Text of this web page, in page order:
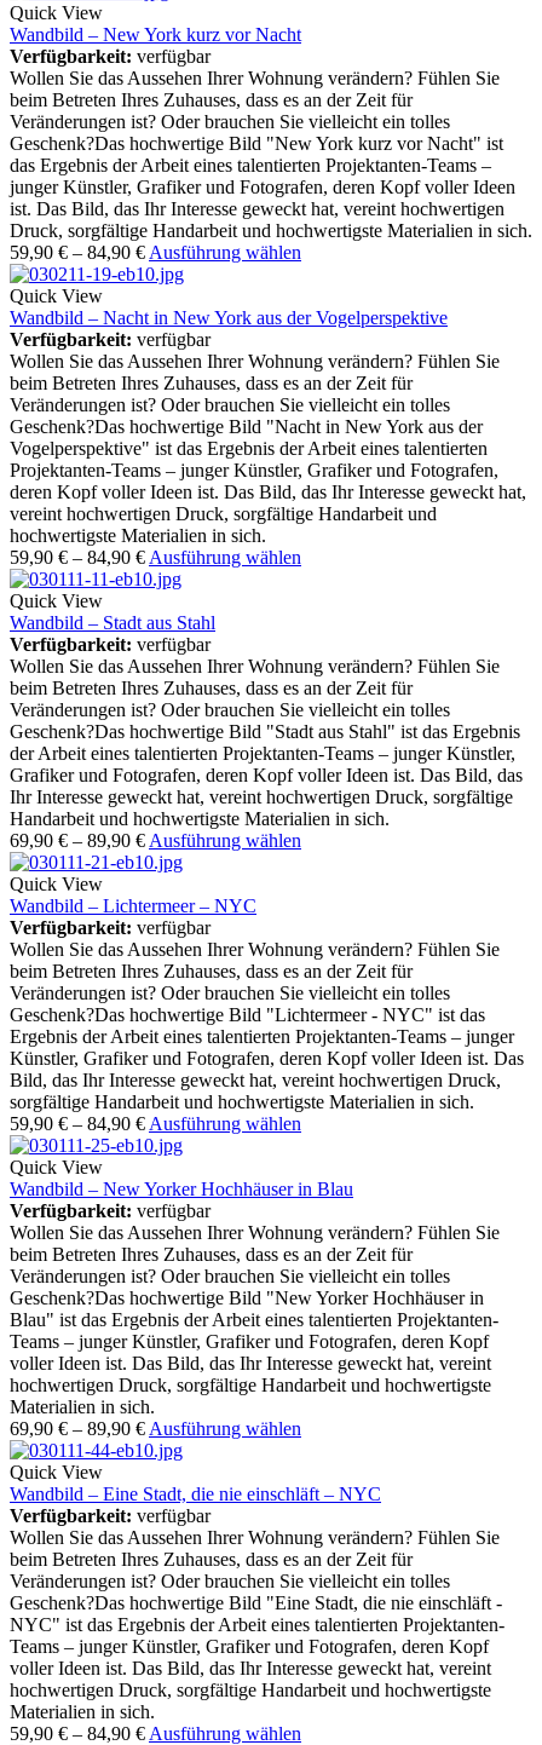
Quick View
Wandbild – New York kurz vor Nacht
Verfügbarkeit: verfügbar
Wollen Sie das Aussehen Ihrer Wohnung verändern? Fühlen Sie
beim Betreten Ihres Zuhauses, dass es an der Zeit für
Veränderungen ist? Oder brauchen Sie vielleicht ein tolles
Geschenk?Das hochwertige Bild "New York kurz vor Nacht" ist
das Ergebnis der Arbeit eines talentierten Projektanten-Teams –
junger Künstler, Grafiker und Fotografen, deren Kopf voller Ideen
ist. Das Bild, das Ihr Interesse geweckt hat, vereint hochwertigen
Druck, sorgfältige Handarbeit und hochwertigste Materialien in sich.
59,90 € – 84,90 € Ausführung wählen
Quick View
Wandbild – Nacht in New York aus der Vogelperspektive
Verfügbarkeit: verfügbar
Wollen Sie das Aussehen Ihrer Wohnung verändern? Fühlen Sie
beim Betreten Ihres Zuhauses, dass es an der Zeit für
Veränderungen ist? Oder brauchen Sie vielleicht ein tolles
Geschenk?Das hochwertige Bild "Nacht in New York aus der
Vogelperspektive" ist das Ergebnis der Arbeit eines talentierten
Projektanten-Teams – junger Künstler, Grafiker und Fotografen,
deren Kopf voller Ideen ist. Das Bild, das Ihr Interesse geweckt hat,
vereint hochwertigen Druck, sorgfältige Handarbeit und
hochwertigste Materialien in sich.
59,90 € – 84,90 € Ausführung wählen
Quick View
Wandbild – Stadt aus Stahl
Verfügbarkeit: verfügbar
Wollen Sie das Aussehen Ihrer Wohnung verändern? Fühlen Sie
beim Betreten Ihres Zuhauses, dass es an der Zeit für
Veränderungen ist? Oder brauchen Sie vielleicht ein tolles
Geschenk?Das hochwertige Bild "Stadt aus Stahl" ist das Ergebnis
der Arbeit eines talentierten Projektanten-Teams – junger Künstler,
Grafiker und Fotografen, deren Kopf voller Ideen ist. Das Bild, das
Ihr Interesse geweckt hat, vereint hochwertigen Druck, sorgfältige
Handarbeit und hochwertigste Materialien in sich.
69,90 € – 89,90 € Ausführung wählen
Quick View
Wandbild – Lichtermeer – NYC
Verfügbarkeit: verfügbar
Wollen Sie das Aussehen Ihrer Wohnung verändern? Fühlen Sie
beim Betreten Ihres Zuhauses, dass es an der Zeit für
Veränderungen ist? Oder brauchen Sie vielleicht ein tolles
Geschenk?Das hochwertige Bild "Lichtermeer - NYC" ist das
Ergebnis der Arbeit eines talentierten Projektanten-Teams – junger
Künstler, Grafiker und Fotografen, deren Kopf voller Ideen ist. Das
Bild, das Ihr Interesse geweckt hat, vereint hochwertigen Druck,
sorgfältige Handarbeit und hochwertigste Materialien in sich.
59,90 € – 84,90 € Ausführung wählen
Quick View
Wandbild – New Yorker Hochhäuser in Blau
Verfügbarkeit: verfügbar
Wollen Sie das Aussehen Ihrer Wohnung verändern? Fühlen Sie
beim Betreten Ihres Zuhauses, dass es an der Zeit für
Veränderungen ist? Oder brauchen Sie vielleicht ein tolles
Geschenk?Das hochwertige Bild "New Yorker Hochhäuser in
Blau" ist das Ergebnis der Arbeit eines talentierten Projektanten-
Teams – junger Künstler, Grafiker und Fotografen, deren Kopf
voller Ideen ist. Das Bild, das Ihr Interesse geweckt hat, vereint
hochwertigen Druck, sorgfältige Handarbeit und hochwertigste
Materialien in sich.
69,90 € – 89,90 € Ausführung wählen
Quick View
Wandbild – Eine Stadt, die nie einschläft – NYC
Verfügbarkeit: verfügbar
Wollen Sie das Aussehen Ihrer Wohnung verändern? Fühlen Sie
beim Betreten Ihres Zuhauses, dass es an der Zeit für
Veränderungen ist? Oder brauchen Sie vielleicht ein tolles
Geschenk?Das hochwertige Bild "Eine Stadt, die nie einschläft -
NYC" ist das Ergebnis der Arbeit eines talentierten Projektanten-
Teams – junger Künstler, Grafiker und Fotografen, deren Kopf
voller Ideen ist. Das Bild, das Ihr Interesse geweckt hat, vereint
hochwertigen Druck, sorgfältige Handarbeit und hochwertigste
Materialien in sich.
59,90 € – 84,90 € Ausführung wählen